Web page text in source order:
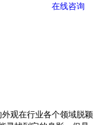
在线咨询
观在行业各个领域脱颖